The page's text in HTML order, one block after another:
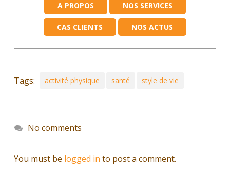
A PROPOS NOS SERVICES
CAS CLIENTS NOS ACTUS
Tags: activité physique santé style de vie
No comments
You must be logged in to post a comment.